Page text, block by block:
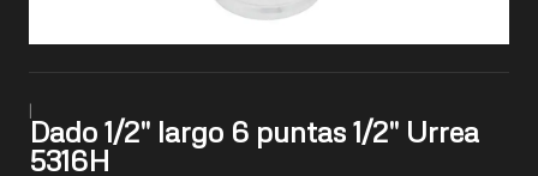
|
Dado 1/2" largo 6 puntas 1/2" Urrea
5316H